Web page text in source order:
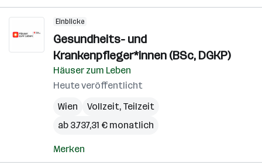
Einblicke
Gesundheits- und
Krankenpfleger*innen (BSc, DGKP)
Häuser zum Leben
Heute veröffentlicht
Wien
Vollzeit, Teilzeit
ab 3.737,31 € monatlich
Merken